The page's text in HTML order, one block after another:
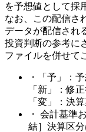
を予想値として採
なお、この配信さ
データが配信され
投資判断の参考に
ファイルを併せて
・「予」：
「新」：修
「変」：決
・ 会計基準
結］決算区